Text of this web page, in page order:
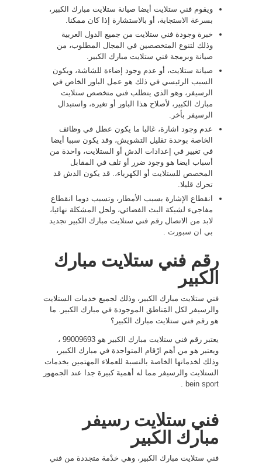
ويقوم فني ستلايت أيضا صيانة ستلايت مبارك الكبير،
بسرعة الاستجابة، أو بالاستشارة إذا كان ممكنا.
خبرة وجودة فني ستلايت من جميع الدول العربية
وذلك لتنوع المتخصصين في المجال المطلوب، من
صيانة وبرمجة فني ستلايت مبارك الكبير.
صيانة ستلايت، أو عدم وجود إضاءة للشاشة، ويكون
السبب الرئيسي في ذلك هو عمل الباور الخاص في
الرسيفر، وهو الذي يتطلب فني متخصص ستلايت
مبارك الكبير، لأصلاح هذا الباور أو تغيره، واستبدال
الرسيفر بأخر.
عدم وجود اشارة، غالبا ما يكون عطل في وظائف
الخاصة بوحدة تقليل التشويش، وقد يكون سببا أيضا
في تغيير في إعدادات الدش أو الستلايت، واحدة من
أسباب ايضا هو وجود ضرر أو تلف في المقابل
المخصص للستلايت أو الكهرباء،. قد يكون الدش قد
تحرك قليلا.
انقطاع الإشارة بسبب الأمطار، وتسبب دوما انقطاع
مفاجىء لشبكة البث الفضائي، ولحل المشكلة نهائيا،
لابد من الاتصال رقم فني ستلايت مبارك الكبير تجديد
بي ان سبورت
رقم فني ستلايت مبارك
الكبير
فني ستلايت مبارك الكبير، وذلك لجميع خدمات الستلايت
والرسيفر لكل المَناطق الموجودة في مبارك الكبير. ما
هو رقم فني ستلايت مبارك الكبير؟
يعتبر رقم فني ستلايت مبارك الكبير هو 99009693 ،
ويعتبر هو من أهم ارْقام المتواجدة في مبارك الكبير،
وذلك لخدماتها الخاصة بالنسبة للعملاء المهتمين بخدمات
الستلايت والرسيفر مما له أهمية كبيرة جدا عند الجمهور
bein sport
فني ستلايت رسيفر
مبارك الكبير
فني ستلايت مبارك الكبير، وهي خدْمة متجددة من فني